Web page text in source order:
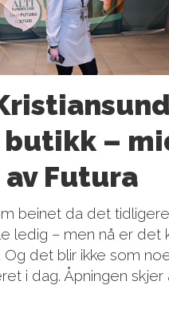
butikk –
Futura
beinet da det tidligere
ledig – men nå er det
det blir ikke som
i dag. Åpningen